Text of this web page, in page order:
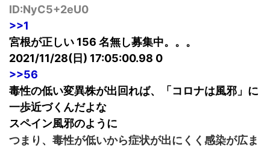
ID:NyC5+2eU0
>>1
宮根が正しい 156 名無し募集中。。。
2021/11/28(日) 17:05:00.98 0
>>56
毒性の低い変異株が出回れば、「コロナは風邪」に
一歩近づくんだよな
スペイン風邪のように
つまり、毒性が低いから症状が出にくく感染が広ま